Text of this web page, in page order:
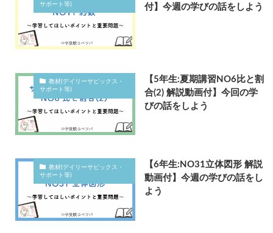
サポート等)
付】今週の学びの話をしよう
教材(デイリーサピックス・
サポート等)
【5年生:夏期講習NO6比と割
合(2) 解説動画付】今回の学
びの話をしよう
教材(デイリーサピックス・
サポート等)
【6年生:NO31立体図形 解説
動画付】今週の学びの話をし
よう